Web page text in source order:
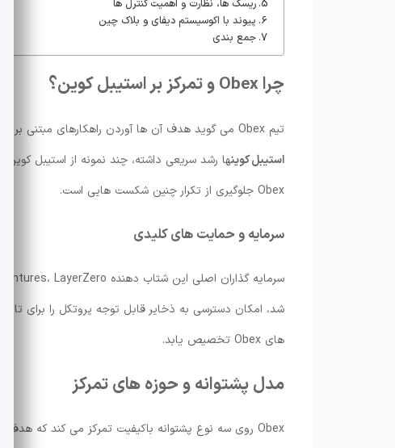
ریسک ها، نظارت و اهمیت کنترل ها
پیوند با اکوسیستم دیفای و بلاک چین
جمع بندی
چرا Obex و تمرکز بر استیبل کوین؟
تیم Obex می گوید هدف آن ها آوردن راهکارهای مبتنی بر دارایی های دنیای واقعی به بلاک چین با کنترل های ریسک سطح نهادی و رویه های Underwriting قوی است. در حالی که بازار
استیبل کوین
Obex جلوگیری از تکرار چنین شکست هایی است.
سرمایه و حمایت های کلیدی
های Obex تخصیص یابد.
مدل پشتوانه و حوزه های تمرکز
Obex روی سه نوع پشتوانه باکیفیت تمرکز می کند که هدفشان کاهش ریسک و افزایش پایداری